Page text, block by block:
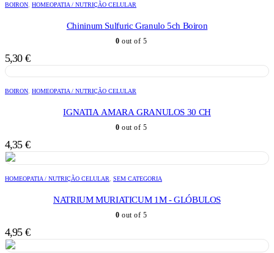
BOIRON HOMEOPATIA / NUTRIÇÃO CELULAR
Chininum Sulfuric Granulo 5ch Boiron
0 out of 5
5,30 €
BOIRON HOMEOPATIA / NUTRIÇÃO CELULAR
IGNATIA AMARA GRANULOS 30 CH
0 out of 5
4,35 €
HOMEOPATIA / NUTRIÇÃO CELULAR SEM CATEGORIA
NATRIUM MURIATICUM 1M - GLÓBULOS
0 out of 5
4,95 €